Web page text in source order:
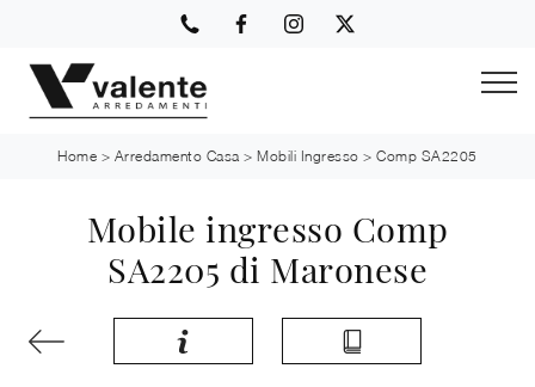
Home > Arredamento Casa >Mobili Ingresso >Comp SA2205
Mobile ingresso Comp
SA2205 di Maronese